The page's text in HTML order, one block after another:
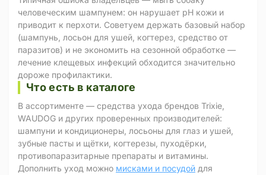
человеческим шампунем: он нарушает pH кожи и
приводит к перхоти. Советуем держать базовый набор
(шампунь, лосьон для ушей, когтерез, средство от
паразитов) и не экономить на сезонной обработке —
лечение клещевых инфекций обходится значительно
дороже профилактики.
Что есть в каталоге
В ассортименте — средства ухода брендов Trixie,
WAUDOG и других проверенных производителей:
шампуни и кондиционеры, лосьоны для глаз и ушей,
зубные пасты и щётки, когтерезы, пуходёрки,
противопаразитарные препараты и витамины.
Дополнить уход можно мисками и посудой для